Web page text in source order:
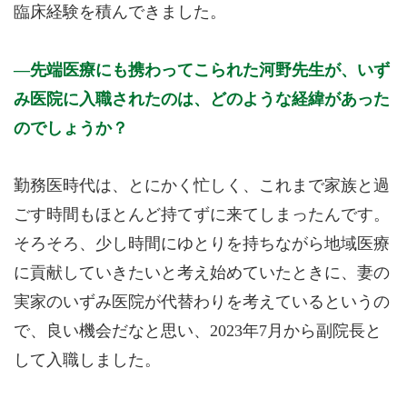
臨床経験を積んできました。
先端医療にも携わってこられた河野先生が、いず
み医院に入職されたのは、どのような経緯があった
のでしょうか？
勤務医時代は、とにかく忙しく、これまで家族と過
ごす時間もほとんど持てずに来てしまったんです。
そろそろ、少し時間にゆとりを持ちながら地域医療
に貢献していきたいと考え始めていたときに、妻の
実家のいずみ医院が代替わりを考えているというの
で、良い機会だなと思い、2023年7月から副院長と
して入職しました。